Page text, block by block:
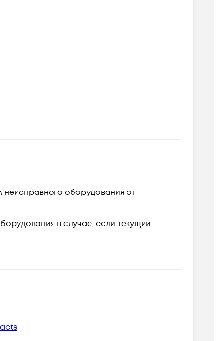
оборудования от
в случае, если текущий